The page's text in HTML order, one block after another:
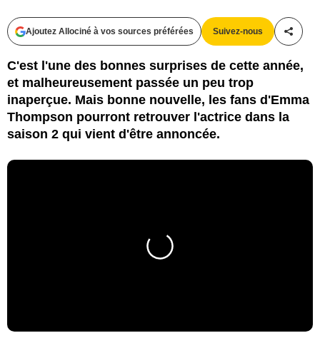
Ajoutez Allociné à vos sources préférées Suivez-nous
C'est l'une des bonnes surprises de cette année,
et malheureusement passée un peu trop
inaperçue. Mais bonne nouvelle, les fans d'Emma
Thompson pourront retrouver l'actrice dans la
saison 2 qui vient d'être annoncée.